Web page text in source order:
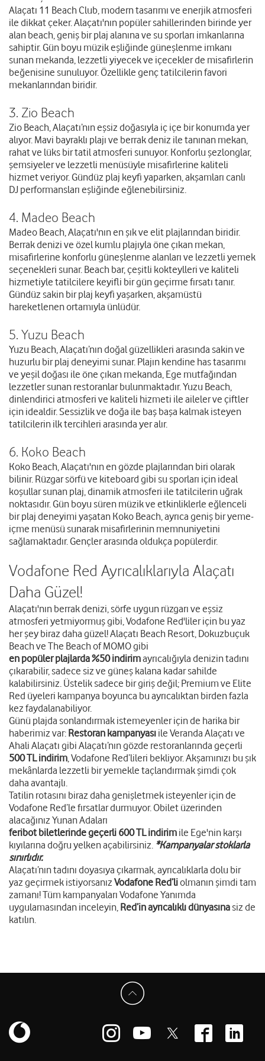
Alaçatı 11 Beach Club, modern tasarımı ve enerjik atmosferi
ile dikkat çeker. Alaçatı'nın popüler sahillerinden birinde yer
alan beach, geniş bir plaj alanına ve su sporları imkanlarına
sahiptir. Gün boyu müzik eşliğinde güneşlenme imkanı
sunan mekanda, lezzetli yiyecek ve içecekler de misafirlerin
beğenisine sunuluyor. Özellikle genç tatilcilerin favori
mekanlarından biridir.
3. Zio Beach
Zio Beach, Alaçatı’nın eşsiz doğasıyla iç içe bir konumda yer
alıyor. Mavi bayraklı plajı ve berrak deniz ile tanınan mekan,
rahat ve lüks bir tatil atmosferi sunuyor. Konforlu şezlonglar,
şemsiyeler ve lezzetli menüsüyle misafirlerine kaliteli
hizmet veriyor. Gündüz plaj keyfi yaparken, akşamları canlı
DJ performansları eşliğinde eğlenebilirsiniz.
4. Madeo Beach
Madeo Beach, Alaçatı'nın en şık ve elit plajlarından biridir.
Berrak denizi ve özel kumlu plajıyla öne çıkan mekan,
misafirlerine konforlu güneşlenme alanları ve lezzetli yemek
seçenekleri sunar. Beach bar, çeşitli kokteylleri ve kaliteli
hizmetiyle tatilcilere keyifli bir gün geçirme fırsatı tanır.
Gündüz sakin bir plaj keyfi yaşarken, akşamüstü
hareketlenen ortamıyla ünlüdür.
5. Yuzu Beach
Yuzu Beach, Alaçatı’nın doğal güzellikleri arasında sakin ve
huzurlu bir plaj deneyimi sunar. Plajın kendine has tasarımı
ve yeşil doğası ile öne çıkan mekanda, Ege mutfağından
lezzetler sunan restoranlar bulunmaktadır. Yuzu Beach,
dinlendirici atmosferi ve kaliteli hizmeti ile aileler ve çiftler
için idealdir. Sessizlik ve doğa ile baş başa kalmak isteyen
tatilcilerin ilk tercihleri arasında yer alır.
6. Koko Beach
Koko Beach, Alaçatı'nın en gözde plajlarından biri olarak
bilinir. Rüzgar sörfü ve kiteboard gibi su sporları için ideal
koşullar sunan plaj, dinamik atmosferi ile tatilcilerin uğrak
noktasıdır. Gün boyu süren müzik ve etkinliklerle eğlenceli
bir plaj deneyimi yaşatan Koko Beach, ayrıca geniş bir yeme-
içme menüsü sunarak misafirlerinin memnuniyetini
sağlamaktadır. Gençler arasında oldukça popülerdir.
Vodafone Red Ayrıcalıklarıyla Alaçatı
Daha Güzel!
Alaçatı'nın berrak denizi, sörfe uygun rüzgarı ve eşsiz
atmosferi yetmiyormuş gibi, Vodafone Red'liler için bu yaz
her şey biraz daha güzel! Alaçatı Beach Resort, Dokuzbuçuk
Beach ve The Beach of MOMO gibi
en popüler plajlarda %50 indirimayrıcalığıyla denizin tadını
çıkarabilir, sadece siz ve güneş kalana kadar sahilde
kalabilirsiniz. Üstelik sadece bir giriş değil; Premium ve Elite
Red üyeleri kampanya boyunca bu ayrıcalıktan birden fazla
kez faydalanabiliyor.
Günü plajda sonlandırmak istemeyenler için de harika bir
haberimiz var: Restoran kampanyası ile Veranda Alaçatı ve
Ahali Alaçatı gibi Alaçatı’nın gözde restoranlarında geçerli
500 TL indirim, Vodafone Red’lileri bekliyor. Akşamınızı bu şık
mekânlarda lezzetli bir yemekle taçlandırmak şimdi çok
daha avantajlı.
Tatilin rotasını biraz daha genişletmek isteyenler için de
Vodafone Red’le fırsatlar durmuyor. Obilet üzerinden
alacağınız Yunan Adaları
feribot biletlerinde geçerli 600 TL indirim ile Ege'nin karşı
kıyılarına doğru yelken açabilirsiniz. *Kampanyalar stoklarla
sınırlıdır.
Alaçatı’nın tadını doyasıya çıkarmak, ayrıcalıklarla dolu bir
yaz geçirmek istiyorsanız Vodafone Red’liolmanın şimdi tam
zamanı! Tüm kampanyaları Vodafone Yanımda
uygulamasından inceleyin, Red’in ayrıcalıklı dünyasına siz de
katılın.